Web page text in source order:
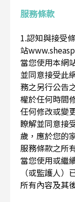
服務條款
1.認知與接受
站
當您使用本網
並同意接受此
務之另行公告
權於任何時間
任何修改或變
瞭解並同意接
歲，應於您的
服務條款之所
當您使用或繼
（或監護人
所有內容及其